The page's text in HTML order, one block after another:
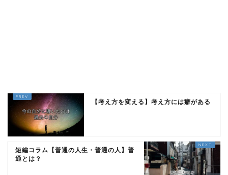
【考え方を変える】考え方には癖がある
短編コラム【普通の人生・普通の人】普
通とは？